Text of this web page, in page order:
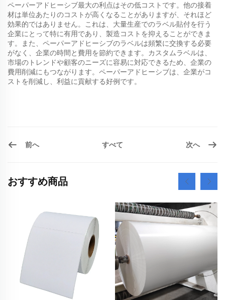
ペーパーアドヒーシブ最大の利点はその低コストです。他の接着
材は単位あたりのコストが高くなることがありますが、それほど
効果的ではありません。これは、大量生産でのラベル貼付を行う
企業にとって特に有用であり、製造コストを抑えることができま
す。また、ペーパーアドヒーシブのラベルは頻繁に交換する必要
がなく、企業の時間と費用を節約できます。カスタムラベルは、
市場のトレンドや顧客のニーズに容易に対応できるため、企業の
費用削減にもつながります。ペーパーアドヒーシブは、企業がコ
ストを削減し、利益に貢献する好例です。
前へ すべて 次へ
おすすめ商品